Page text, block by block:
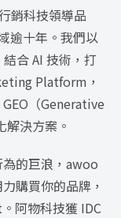
銷科技領導品
逾十年。我們以
合 AI 技術，打
Platform，
（Generative
決方案。
的巨浪，awoo
購買你的品牌，
阿物科技獲 IDC